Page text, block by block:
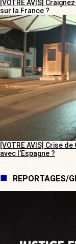
[VOTRE AVIS]
sur la France ?
[VOTRE AVIS] Crise
avec l’Espagne ?
REPORTAGES/